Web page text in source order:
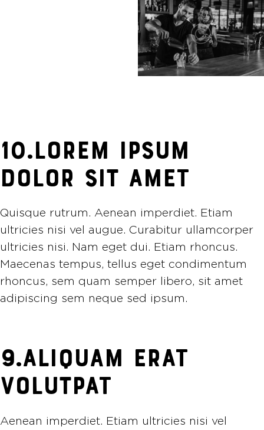
10.LOREM IPSUM
DOLOR SIT AMET
Quisque rutrum. Aenean imperdiet. Etiam
ultricies nisi vel augue. Curabitur ullamcorper
ultricies nisi. Nam eget dui. Etiam rhoncus.
Maecenas tempus, tellus eget condimentum
rhoncus, sem quam semper libero, sit amet
adipiscing sem neque sed ipsum.
9.ALIQUAM ERAT
VOLUTPAT
Aenean imperdiet. Etiam ultricies nisi vel